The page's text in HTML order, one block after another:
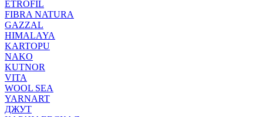
ETROFIL
FIBRA NATURA
GAZZAL
HIMALAYA
KARTOPU
NAKO
KUTNOR
VITA
WOOL SEA
YARNART
ДЖУТ